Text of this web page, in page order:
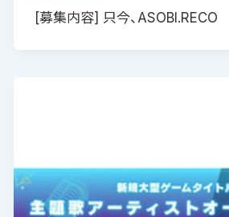
[募集内容] 只今、ASOBI.RECO